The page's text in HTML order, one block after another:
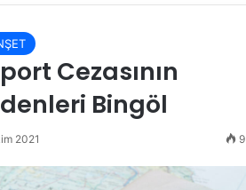
Cezasının
Bingöl
2021 9